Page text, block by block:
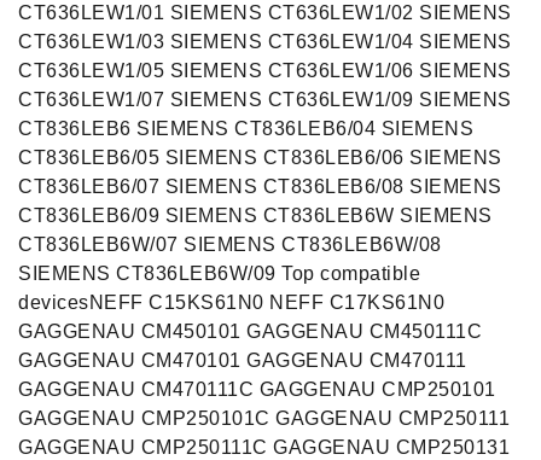
CT636LEW1/01 SIEMENS CT636LEW1/02 SIEMENS
CT636LEW1/03 SIEMENS CT636LEW1/04 SIEMENS
CT636LEW1/05 SIEMENS CT636LEW1/06 SIEMENS
CT636LEW1/07 SIEMENS CT636LEW1/09 SIEMENS
CT836LEB6 SIEMENS CT836LEB6/04 SIEMENS
CT836LEB6/05 SIEMENS CT836LEB6/06 SIEMENS
CT836LEB6/07 SIEMENS CT836LEB6/08 SIEMENS
CT836LEB6/09 SIEMENS CT836LEB6W SIEMENS
CT836LEB6W/07 SIEMENS CT836LEB6W/08
SIEMENS CT836LEB6W/09 Top compatible
devicesNEFF C15KS61N0 NEFF C17KS61N0
GAGGENAU CM450101 GAGGENAU CM450111C
GAGGENAU CM470101 GAGGENAU CM470111
GAGGENAU CM470111C GAGGENAU CMP250101
GAGGENAU CMP250101C GAGGENAU CMP250111
GAGGENAU CMP250111C GAGGENAU CMP250131